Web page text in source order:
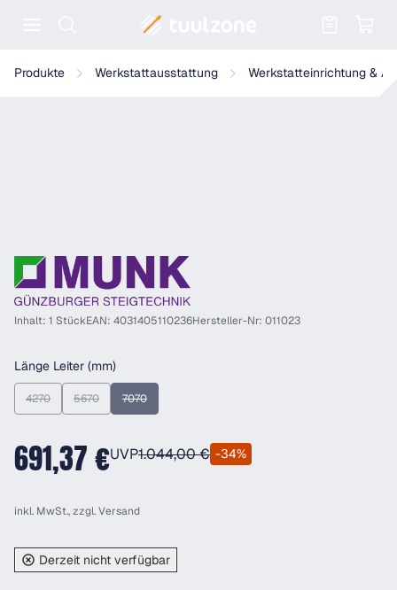
Produkte Werkstattausstattung Werkstatteinrichtung &
Munk Sprossen-Glasreinigerleiter Satz mit nivello®-Traverse
Inhalt: 1 StückEAN: 4031405110236Hersteller-Nr: 011023
Länge Leiter (mm)auswählen
4270(Diese Option ist zurzeit nicht verfügbar.)
5670(Diese Option ist zurzeit nicht verfügbar.)
7070(Diese Option ist zurzeit nicht verfügbar.)
691,37 €UVP1.044,00 € -34%
inkl. MwSt., zzgl.Versand
Derzeit nicht verfügbar